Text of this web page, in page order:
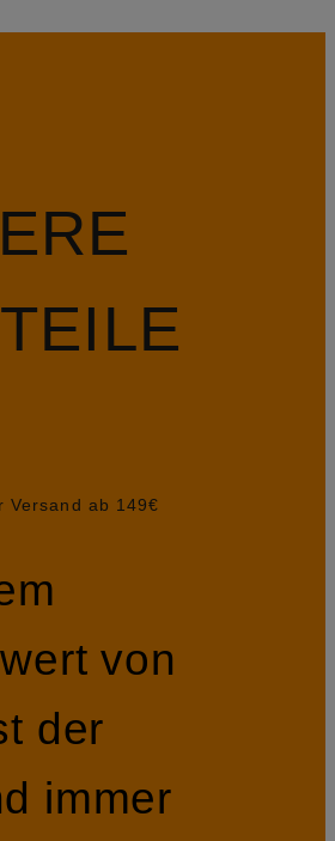
Versand ab 149€
von
der
immer